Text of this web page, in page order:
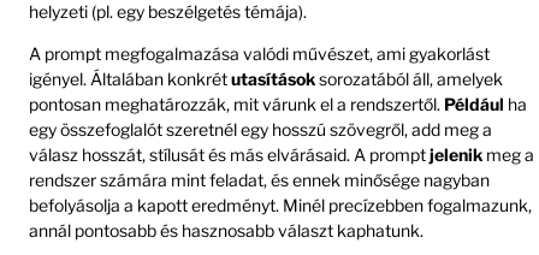
helyzeti (pl. egy beszélgetés témája).
A prompt megfogalmazása valódi művészet, ami gyakorlást
igényel. Általában konkrétutasításoksorozatából áll, amelyek
pontosan meghatározzák, mit várunk el a rendszertől. Például ha
egy összefoglalót szeretnél egy hosszú szövegről, add meg a
válasz hosszát, stílusát és más elvárásaid. A promptjelenik meg a
rendszer számára mint feladat, és ennek minősége nagyban
befolyásolja a kapott eredményt. Minél precízebben fogalmazunk,
annál pontosabb és hasznosabb választ kaphatunk.